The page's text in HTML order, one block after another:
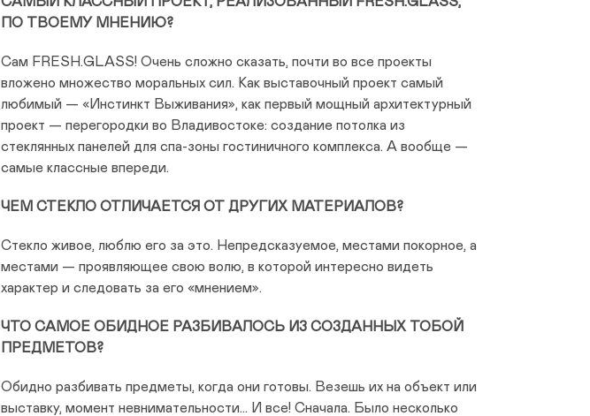
ПО ТВОЕМУ МНЕНИЮ?
​​Сам FRESH.GLASS! Очень сложно сказать, почти во все проекты
вложено множество моральных сил. Как выставочный проект самый
любимый — «Инстинкт Выживания», как первый мощный архитектурный
проект — перегородки во Владивостоке: создание потолка из
стеклянных панелей для спа-зоны гостиничного комплекса. А вообще —
самые классные впереди.
ЧЕМ СТЕКЛО ОТЛИЧАЕТСЯ ОТ ДРУГИХ МАТЕРИАЛОВ?
Стекло живое, люблю его за это. Непредсказуемое, местами покорное, а
местами — проявляющее свою волю, в которой интересно видеть
характер и следовать за его «мнением».
ЧТО САМОЕ ОБИДНОЕ РАЗБИВАЛОСЬ ИЗ СОЗДАННЫХ ТОБОЙ
ПРЕДМЕТОВ?
Обидно разбивать предметы, когда они готовы. Везешь их на объект или
выставку, момент невнимательности... И все! Сначала. Было несколько